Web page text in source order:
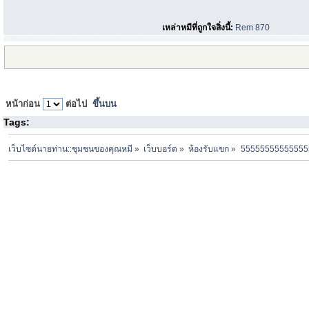
เหล่าหมีที่ถูกใจสิ่งนี้: Rem 870
หน้าก่อน ต่อไป ขึ้นบน
Tags:
เว็บไซต์นายท่าน::ชุมชนของคุณหมี » เว็บบอร์ด » ห้องรับแขก »